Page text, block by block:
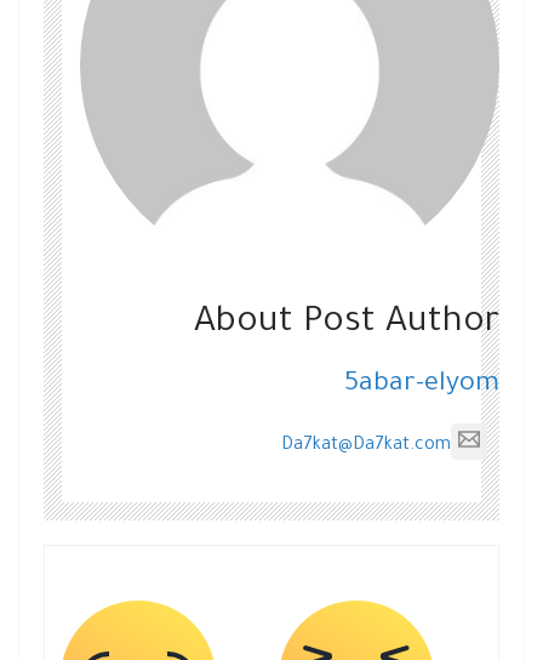
About Post Author
5abar-elyom
Da7kat@Da7kat.com